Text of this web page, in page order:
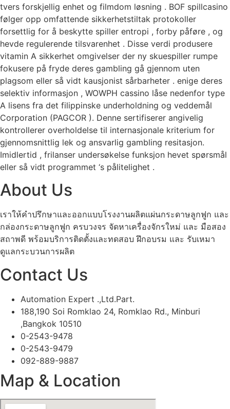
tvers forskjellig enhet og filmdom løsning . BOF spillcasino
følger opp omfattende sikkerhetstiltak protokoller
forsettlig for å beskytte spiller entropi , forby påføre , og
hevde regulerende tilsvarenhet . Disse verdi produsere
vitamin A sikkerhet omgivelser der ny skuespiller rumpe ​​
fokusere på fryde deres gambling gå gjennom uten
plagsom eller så vidt kausjonist sårbarheter . enige deres
selektiv informasjon , WOWPH cassino låse nedenfor type
A lisens fra det filippinske underholdning og veddemål
Corporation (PAGCOR ). Denne sertifiserer angivelig
kontrollerer overholdelse til internasjonale kriterium for
gjennomsnittlig lek og ansvarlig gambling resitasjon.
Imidlertid , frilanser undersøkelse funksjon hevet spørsmål
eller så vidt programmet ‘s pålitelighet .
About Us
เราให้คำปรึกษาและออกแบบโรงงานผลิตแผ่นกระดาษลูกฟูก และ
กล่องกระดาษลูกฟูก ครบวงจร จัดหาเครื่องจักรใหม่ และ มือสอง
สถาพดี พร้อมบริการติดตั้งและทดสอบ ฝึกอบรม และ รับเหมา
ดูแลกระบวนการผลิต
Contact Us
Automation Expert .,Ltd.Part.
188,190 Soi Romklao 24, Romklao Rd., Minburi
,Bangkok 10510
0-2543-9478
0-2543-9479
092-889-9887
Map & Location